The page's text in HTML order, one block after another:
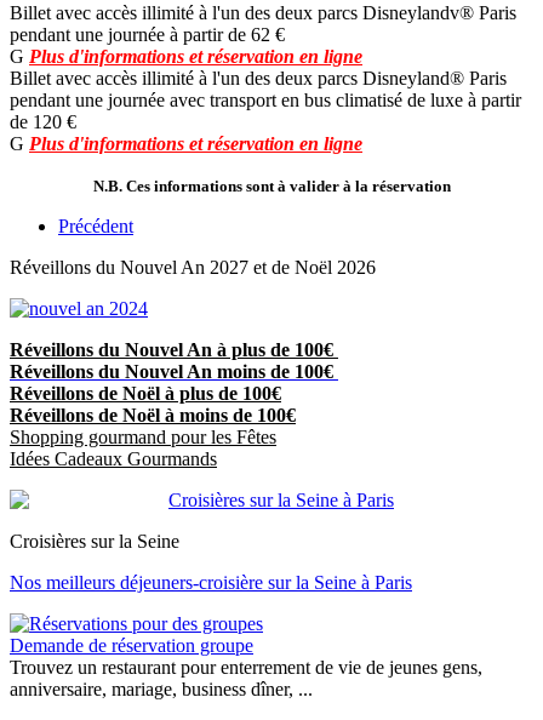
Billet avec accès illimité à l'un des deux parcs Disneylandv® Paris
pendant une journée à partir de 62 €
G Plus d'informations et réservation en ligne
Billet avec accès illimité à l'un des deux parcs Disneyland® Paris
pendant une journée avec transport en bus climatisé de luxe à partir
de 120 €
G Plus d'informations et réservation en ligne
N.B. Ces informations sont à valider à la réservation
Précédent
Réveillons du Nouvel An 2027 et de Noël 2026
Réveillons du Nouvel An à plus de 100€
Réveillons du Nouvel An moins de 100€
Réveillons de Noël à plus de 100€
Réveillons de Noël à moins de 100€
Shopping gourmand pour les Fêtes
Idées Cadeaux Gourmands
Croisières sur la Seine
Nos meilleurs déjeuners-croisière sur la Seine à Paris
Demande de réservation groupe
Trouvez un restaurant pour enterrement de vie de jeunes gens,
anniversaire, mariage, business dîner, ...